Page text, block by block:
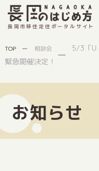
長岡市移住定住ポータルサイト
TOP 相談会
5/3「U
緊急開催決定！
お知らせ